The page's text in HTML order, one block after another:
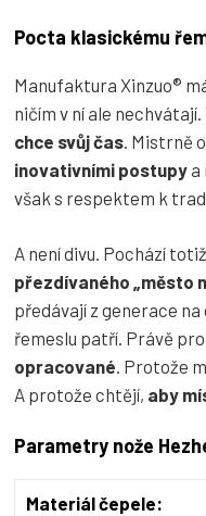
Pocta klasickému
Manufaktura Xinzuo®
ničím v ní ale
chce svůj čas. Mistrně
inovativními postupya
však s respektem k
A není divu. Pochází totiž
přezdívaného „město
předávají z generace
řemeslu patří. Právě
opracované. Protože
A protože chtějí, aby
Parametry nože
Materiál čepele: